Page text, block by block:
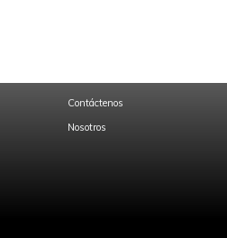
Contáctenos
Nosotros